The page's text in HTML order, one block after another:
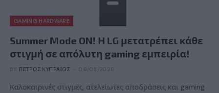
GAMING HARDWARE
Summer Mode ON! Η LG μετατρέπει κάθε
στιγμή σε απόλυτη gaming εμπειρία!
BY ΠΈΤΡΟΣ ΚΥΠΡΑΊΟΣ 06/08/2026
Καλοκαιρινές στιγμές, ατελείωτες αποδράσεις και gaming